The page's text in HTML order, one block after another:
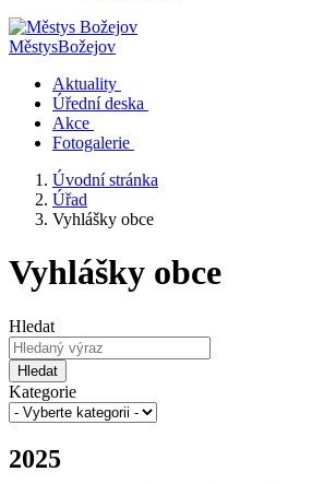
MěstysBožejov
Aktuality
Úřední deska
Akce
Fotogalerie
Úvodní stránka
Úřad
Vyhlášky obce
Vyhlášky obce
Hledat
Hledat
Kategorie
2025